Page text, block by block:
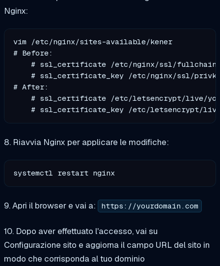
Nginx:
vim /etc/nginx/sites-available/kener
# Before:
# ssl_certificate /etc/nginx/ssl/
# ssl_certificate_key /etc/nginx/ssl/
# After:
# ssl_certificate /etc/letsencrypt/live/
8. Riavvia Nginx per applicare le modifiche:
9. Apri il browser e vai a: https://yourdomain.com
10. Dopo aver effettuato l'accesso, vai su
Configurazione sito e aggiorna il campo URL del sito in
modo che corrisponda al tuo dominio